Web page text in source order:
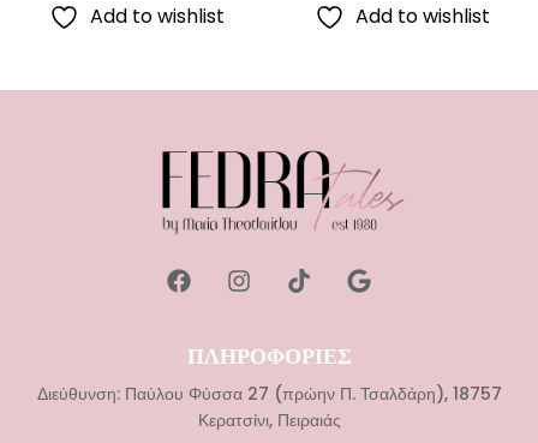
Add to wishlist Add to wishlist
ΠΛΗΡΟΦΟΡΙΕΣ
Διεύθυνση: Παύλου Φύσσα 27 (πρώην Π. Τσαλδάρη), 18757
Κερατσίνι, Πειραιάς